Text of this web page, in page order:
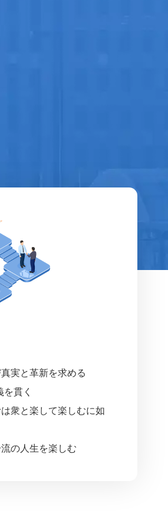
実と革新を求める
貫く
衆と楽して楽しむに如
の人生を楽しむ